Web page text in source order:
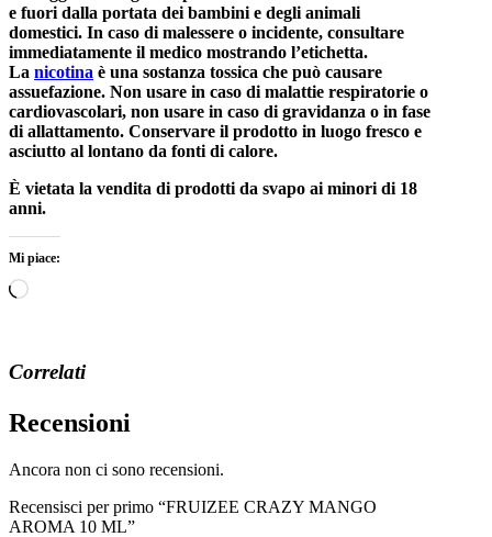
e fuori dalla portata dei bambini e degli animali
domestici. In caso di malessere o incidente, consultare
immediatamente il medico mostrando l’etichetta.
La nicotina è una sostanza tossica che può causare
assuefazione. Non usare in caso di malattie respiratorie o
cardiovascolari, non usare in caso di gravidanza o in fase
di allattamento. Conservare il prodotto in luogo fresco e
asciutto al lontano da fonti di calore.
È vietata la vendita di prodotti da svapo ai minori di 18
anni.
Mi piace:
Caricamento
Correlati
Recensioni
Ancora non ci sono recensioni.
Recensisci per primo “FRUIZEE CRAZY MANGO
AROMA 10 ML”